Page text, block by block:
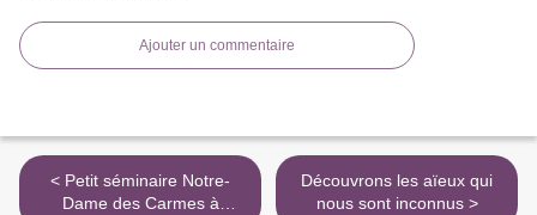
Ajouter un commentaire
< Petit séminaire Notre-
Dame des Carmes à
Découvrons les aïeux qui
nous sont inconnus >